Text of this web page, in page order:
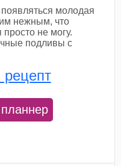
молодая
нежным, что
просто не могу.
подливы с
рецепт